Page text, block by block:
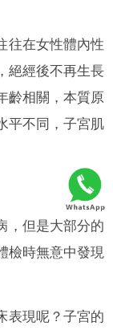
往在女性體內性
絕經後不再生長
齡相關，本質原
平不同，子宮肌
，但是大部分的
檢時無意中發現
表現呢？子宮的